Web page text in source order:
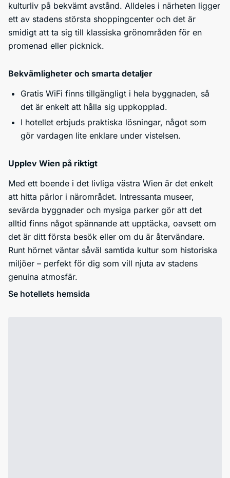
kulturliv på bekvämt avstånd. Alldeles i närheten ligger
ett av stadens största shoppingcenter och det är
smidigt att ta sig till klassiska grönområden för en
promenad eller picknick.
Bekvämligheter och smarta detaljer
Gratis WiFi finns tillgängligt i hela byggnaden, så
det är enkelt att hålla sig uppkopplad.
I hotellet erbjuds praktiska lösningar, något som
gör vardagen lite enklare under vistelsen.
Upplev Wien på riktigt
Med ett boende i det livliga västra Wien är det enkelt
att hitta pärlor i närområdet. Intressanta museer,
sevärda byggnader och mysiga parker gör att det
alltid finns något spännande att upptäcka, oavsett om
det är ditt första besök eller om du är återvändare.
Runt hörnet väntar såväl samtida kultur som historiska
miljöer – perfekt för dig som vill njuta av stadens
genuina atmosfär.
Se hotellets hemsida